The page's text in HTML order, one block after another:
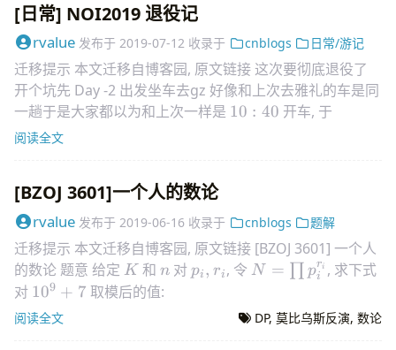
[日常] NOI2019 退役记
rvalue 发布于 2019-07-12 收录于 cnblogs 日常/游记
迁移提示 本文迁移自博客园, 原文链接 这次要彻底退役了
开个坑先 Day -2 出发坐车去gz 好像和上次去雅礼的车是同
一趟于是大家都以为和上次一样是 10:40
10 : 40 开车, 于
阅读全文
[BZOJ 3601]一个人的数论
rvalue 发布于 2019-06-16 收录于 cnblogs 题解
迁移提示 本文迁移自博客园, 原文链接 [BZOJ 3601] 一个人
的数论 题意 给定 K
K 和n
n 对p_i,r_i
pi , ri , 令N=\prod
N = pi
ri , 求下式
对 10^9+7
109 + 7 取模后的值:
\sum_{k=1,k\perp
阅读全文 DP, 莫比乌斯反演, 数论